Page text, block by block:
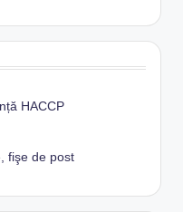
HACCP
fişe de post